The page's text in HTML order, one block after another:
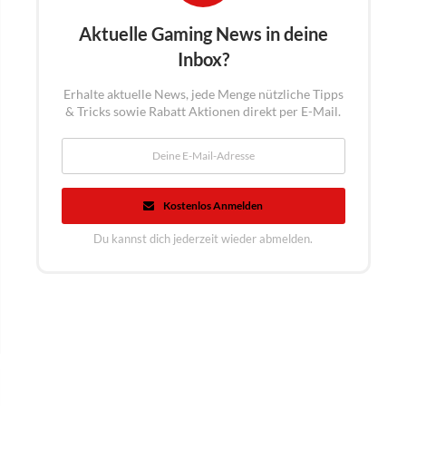
Aktuelle Gaming News in deine
Inbox?
Erhalte aktuelle News, jede Menge nützliche Tipps
& Tricks sowie Rabatt Aktionen direkt per E-Mail.
Kostenlos Anmelden
Du kannst dich jederzeit wieder abmelden.